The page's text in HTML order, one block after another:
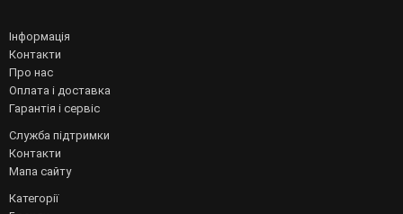
Інформація
Контакти
Про нас
Оплата і доставка
Гарантія і сервіс
Служба підтримки
Контакти
Мапа сайту
Категорії